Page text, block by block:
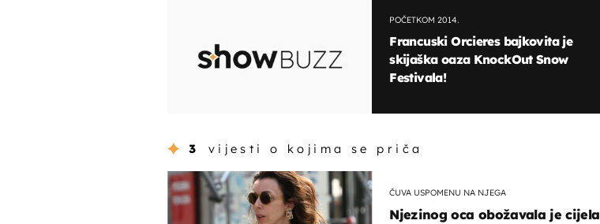
POČETKOM 2014.
Francuski Orcieres bajkovita je
skijaška oaza KnockOut Snow
Festivala!
3 vijesti o kojima se priča
ČUVA USPOMENU NA NJEGA
Njezinog oca obožavala je cijela